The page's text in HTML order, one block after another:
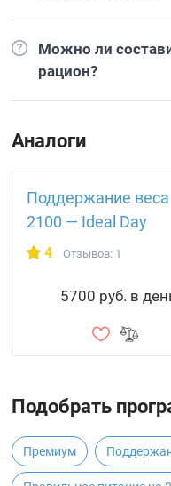
Можно ли
рацион?
Аналоги
Поддержание веса
2100 — Ideal Day
4 Отзывов: 1
5700 руб. в
Подобрать
Премиум